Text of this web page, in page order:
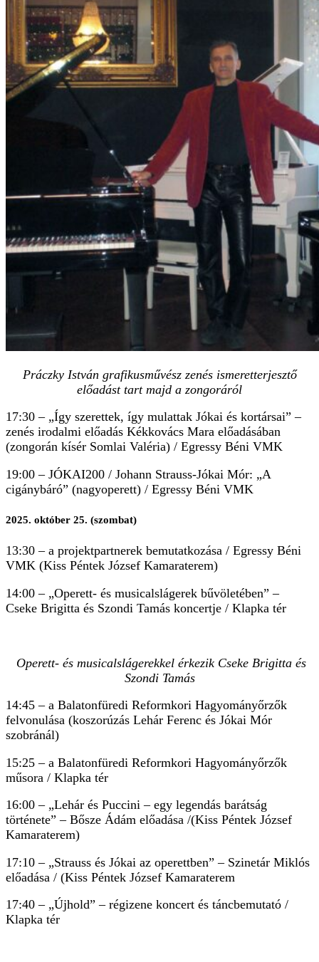
Práczky István grafikusművész zenés ismeretterjesztő
előadást tart majd a zongoráról
17:30 – „Így szerettek, így mulattak Jókai és kortársai” –
zenés irodalmi előadás Kékkovács Mara előadásában
(zongorán kísér Somlai Valéria) / Egressy Béni VMK
19:00 – JÓKAI200 / Johann Strauss-Jókai Mór: „A
cigánybáró” (nagyoperett) / Egressy Béni VMK
2025. október 25. (szombat)
13:30 – a projektpartnerek bemutatkozása / Egressy Béni
VMK (Kiss Péntek József Kamaraterem)
14:00 – „Operett- és musicalslágerek bűvöletében” –
Cseke Brigitta és Szondi Tamás koncertje / Klapka tér
Operett- és musicalslágerekkel érkezik Cseke Brigitta és
Szondi Tamás
14:45 – a Balatonfüredi Reformkori Hagyományőrzők
felvonulása (koszorúzás Lehár Ferenc és Jókai Mór
szobránál)
15:25 – a Balatonfüredi Reformkori Hagyományőrzők
műsora / Klapka tér
16:00 – „Lehár és Puccini – egy legendás barátság
története” – Bősze Ádám előadása /(Kiss Péntek József
Kamaraterem)
17:10 – „Strauss és Jókai az operettben” – Szinetár Miklós
előadása / (Kiss Péntek József Kamaraterem
17:40 – „Újhold” – régizene koncert és táncbemutató /
Klapka tér